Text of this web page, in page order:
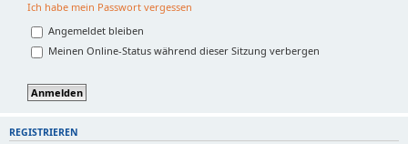
Ich habe mein Passwort vergessen
Angemeldet bleiben
Meinen Online-Status während dieser Sitzung verbergen
REGISTRIEREN